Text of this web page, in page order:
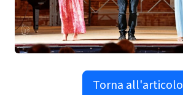
Torna all'articolo